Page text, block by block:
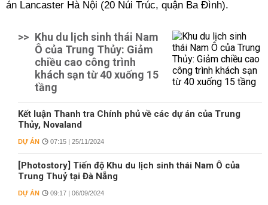
án Lancaster Hà Nội (20 Núi Trúc, quận Ba Đình).
>> Khu du lịch sinh thái Nam
Ô của Trung Thủy: Giảm
chiều cao công trình
khách sạn từ 40 xuống 15
tầng
Kết luận Thanh tra Chính phủ về các dự án của Trung
Thủy, Novaland
DỰ ÁN 07:15 | 25/11/2024
[Photostory] Tiến độ Khu du lịch sinh thái Nam Ô của
Trung Thuỷ tại Đà Nẵng
DỰ ÁN 09:17 | 06/09/2024